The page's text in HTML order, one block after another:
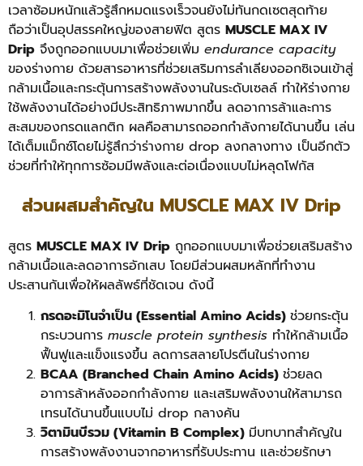
เวลาซ้อมหนักแล้วรู้สึกหมดแรงเร็วจนยังไม่ทันกดเซตสุดท้าย
ถือว่าเป็นอุปสรรคใหญ่ของสายฟิต สูตร MUSCLE MAX IV
Drip จึงถูกออกแบบมาเพื่อช่วยเพิ่ม endurance capacity
ของร่างกาย ด้วยสารอาหารที่ช่วยเสริมการลำเลียงออกซิเจนเข้าสู่
กล้ามเนื้อและกระตุ้นการสร้างพลังงานในระดับเซลล์ ทำให้ร่างกาย
ใช้พลังงานได้อย่างมีประสิทธิภาพมากขึ้น ลดอาการล้าและการ
สะสมของกรดแลกติก ผลคือสามารถออกกำลังกายได้นานขึ้น เล่น
ได้เต็มแม็กซ์โดยไม่รู้สึกว่าร่างกาย drop ลงกลางทาง เป็นอีกตัว
ช่วยที่ทำให้ทุกการซ้อมมีพลังและต่อเนื่องแบบไม่หลุดโฟกัส
ส่วนผสมสำคัญใน MUSCLE MAX IV Drip
สูตร MUSCLE MAX IV Drip ถูกออกแบบมาเพื่อช่วยเสริมสร้าง
กล้ามเนื้อและลดอาการอักเสบ โดยมีส่วนผสมหลักที่ทำงาน
ประสานกันเพื่อให้ผลลัพธ์ที่ชัดเจน ดังนี้
กรดอะมิโนจำเป็น (Essential Amino Acids) ช่วยกระตุ้น
กระบวนการ muscle protein synthesis ทำให้กล้ามเนื้อ
ฟื้นฟูและแข็งแรงขึ้น ลดการสลายโปรตีนในร่างกาย
BCAA (Branched Chain Amino Acids) ช่วยลด
อาการล้าหลังออกกำลังกาย และเสริมพลังงานให้สามารถ
เทรนได้นานขึ้นแบบไม่ drop กลางคัน
วิตามินบีรวม (Vitamin B Complex) มีบทบาทสำคัญใน
การสร้างพลังงานจากอาหารที่รับประทาน และช่วยรักษา